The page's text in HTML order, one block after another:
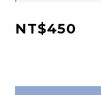
NT$450